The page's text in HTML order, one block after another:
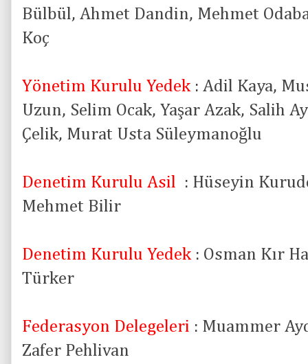
Bülbül, Ahmet Dandin, Mehmet
Koç
Yönetim Kurulu Yedek : Adil Kaya,
Uzun, Selim Ocak, Yaşar Azak, Salih
Çelik, Murat Usta Süleymanoğlu
Denetim Kurulu Asil : Hüseyin
Mehmet Bilir
Denetim Kurulu Yedek: Osman Kır
Türker
Federasyon Delegeleri : Muammer
Zafer Pehlivan